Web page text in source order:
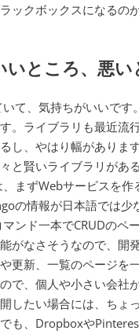
ックボックスになるの
いところ、悪い
て、気持ちがいいです
。ライブラリも最近流
し、やはり幅がありま
と賢いライブラリがあ
まずWebサービスを作
の情報が日本語では少
ンド一本でCRUDのペ
がなさそうなので、開
更新、一覧のページを
で、個人や小さい会社
したい場合には、ちょ
も、Dropboxや